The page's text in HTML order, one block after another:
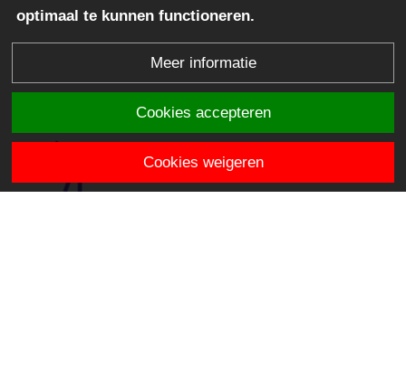
optimaal te kunnen functioneren.
Meer informatie
Cookies accepteren
Cookies weigeren